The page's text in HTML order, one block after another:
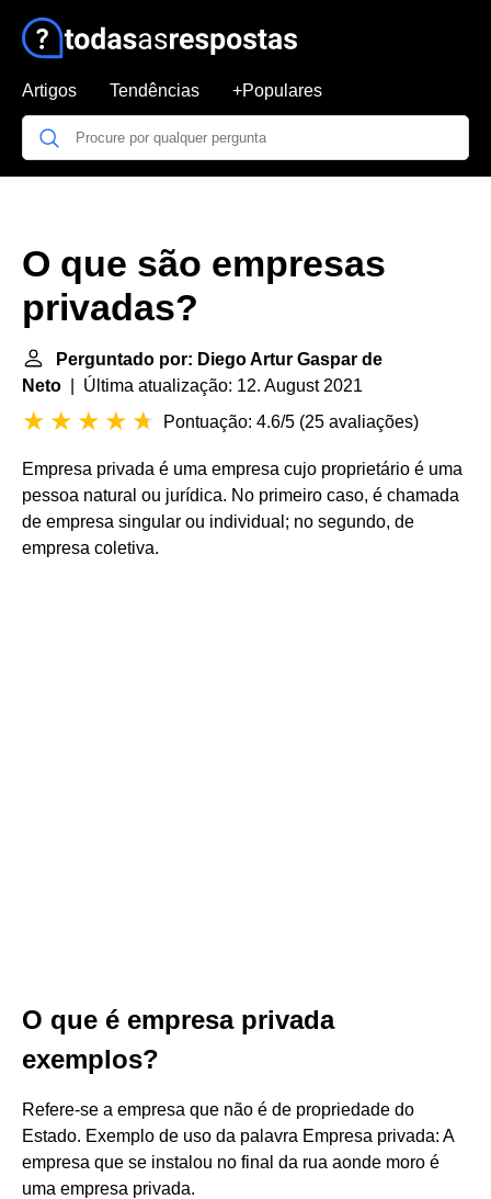
Artigos Tendências +Populares
O que são empresas
privadas?
Perguntado por: Diego Artur Gaspar de
Neto | Última atualização: 12. August 2021
Pontuação: 4.6/5 (25 avaliações)
Empresa privada é uma empresa cujo proprietário é uma
pessoa natural ou jurídica. No primeiro caso, é chamada
de empresa singular ou individual; no segundo, de
empresa coletiva.
O que é empresa privada
exemplos?
Refere-se a empresa que não é de propriedade do
Estado. Exemplo de uso da palavra Empresa privada: A
empresa que se instalou no final da rua aonde moro é
uma empresa privada.